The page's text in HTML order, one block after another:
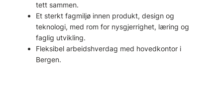
tett sammen.
Et sterkt fagmiljø innen produkt, design og
teknologi, med rom for nysgjerrighet, læring og
faglig utvikling.
Fleksibel arbeidshverdag med hovedkontor i
Bergen.